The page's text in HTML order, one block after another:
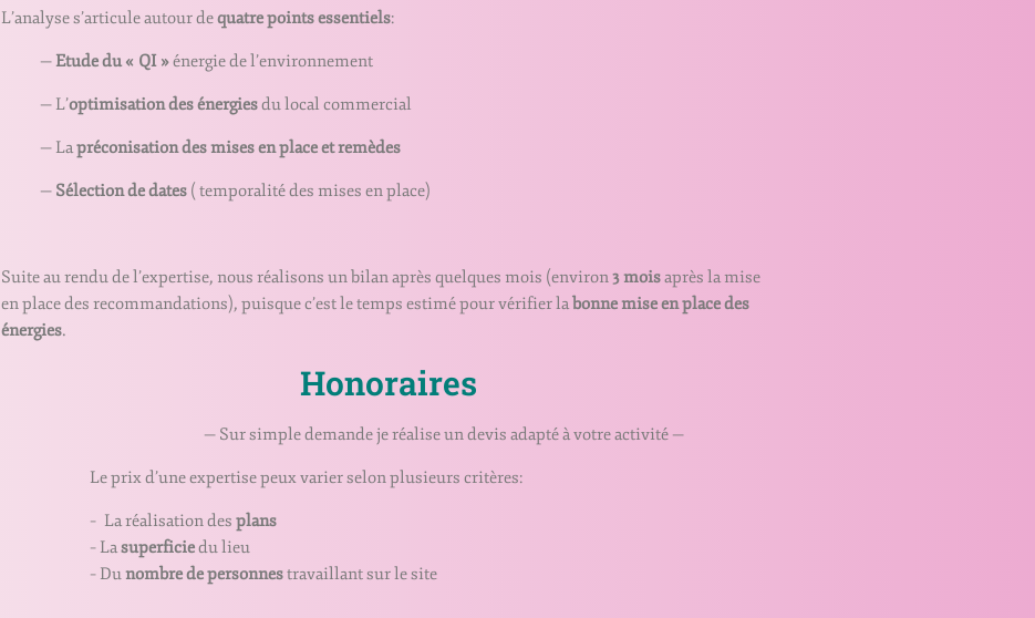
L’analyse s’articule autour dequatre points essentiels:
—Etude du « QI »énergie de l’environnement
— L’optimisation des énergiesdu local commercial
— Lapréconisation des mises en place et remèdes
— Sélection de dates( temporalité des mises en place)
Suite au rendu de l’expertise, nous réalisons un bilan après quelques mois (environ3 moisaprès la mise
en place des recommandations), puisque c’est le temps estimé pour vérifier labonne mise en place des
énergies.
Honoraires
— Sur simple demande je réalise un devis adapté à votre activité —
Le prix d’une expertise peux varier selon plusieurs critères:
– La réalisation des plans
– Lasuperficiedu lieu
– Dunombre de personnestravaillant sur le site